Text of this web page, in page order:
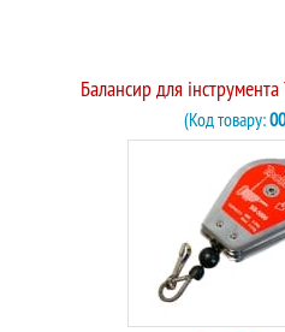
Балансир для
(Код товару: